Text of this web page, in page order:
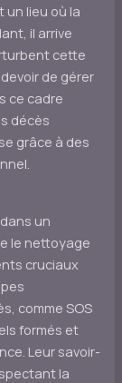
un lieu où la
il arrive
cette
de gérer
ce cadre
décès
grâce à des
un
le nettoyage
cruciaux
comme SOS
formés et
Leur savoir-
la